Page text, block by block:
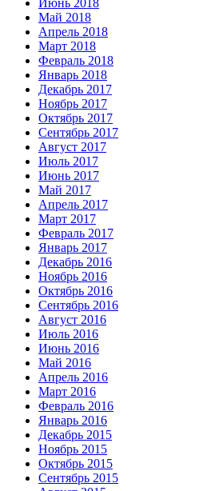
Май 2018
Апрель 2018
Март 2018
Февраль 2018
Январь 2018
Декабрь 2017
Ноябрь 2017
Октябрь 2017
Сентябрь 2017
Август 2017
Июль 2017
Июнь 2017
Май 2017
Апрель 2017
Март 2017
Февраль 2017
Январь 2017
Декабрь 2016
Ноябрь 2016
Октябрь 2016
Сентябрь 2016
Август 2016
Июль 2016
Июнь 2016
Май 2016
Апрель 2016
Март 2016
Февраль 2016
Январь 2016
Декабрь 2015
Ноябрь 2015
Октябрь 2015
Сентябрь 2015